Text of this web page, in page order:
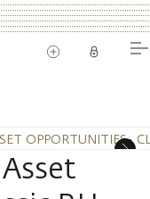
OPPORTUNITIES-